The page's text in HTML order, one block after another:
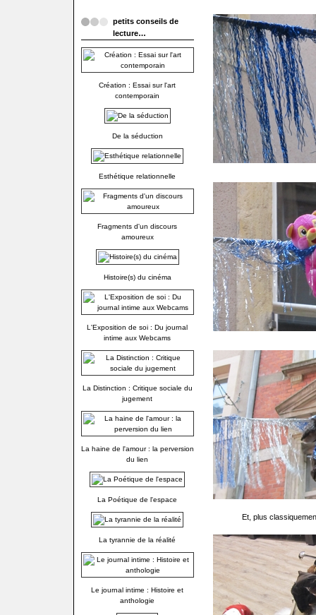
petits conseils de
lecture…
Création : Essai sur l'art
contemporain
De la séduction
Esthétique relationnelle
Fragments d'un discours
amoureux
Histoire(s) du cinéma
L'Exposition de soi : Du journal
intime aux Webcams
La Distinction : Critique sociale du
jugement
La haine de l'amour : la perversion
du lien
La Poétique de l'espace
La tyrannie de la réalité
Le journal intime : Histoire et
anthologie
Et, plus